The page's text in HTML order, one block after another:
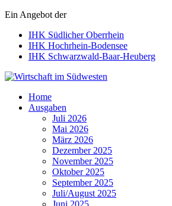
Ein Angebot der
IHK Südlicher Oberrhein
IHK Hochrhein-Bodensee
IHK Schwarzwald-Baar-Heuberg
Wirtschaft im Südwesten
Home
Ausgaben
Juli 2026
Mai 2026
März 2026
Dezember 2025
November 2025
Oktober 2025
September 2025
Juli/August 2025
Juni 2025